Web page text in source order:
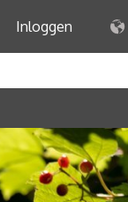
Inloggen